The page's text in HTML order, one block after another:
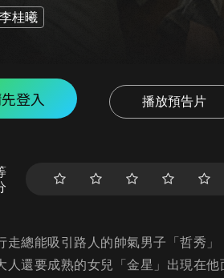
李桂曦
登入 播放預告片
走總能吸引路人的帥氣男子「哲秀
人還要成熟的女兒「金星」出現在